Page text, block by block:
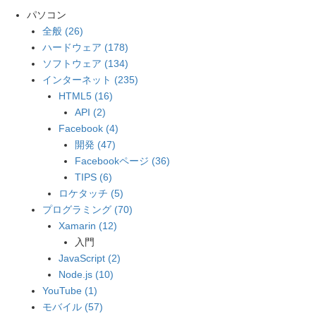
パソコン
全般 (26)
ハードウェア (178)
ソフトウェア (134)
インターネット (235)
HTML5 (16)
API (2)
Facebook (4)
開発 (47)
Facebookページ (36)
TIPS (6)
ロケタッチ (5)
プログラミング (70)
Xamarin (12)
入門
JavaScript (2)
Node.js (10)
YouTube (1)
モバイル (57)